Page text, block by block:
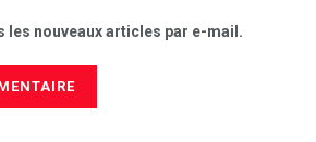
les nouveaux articles par e-mail.